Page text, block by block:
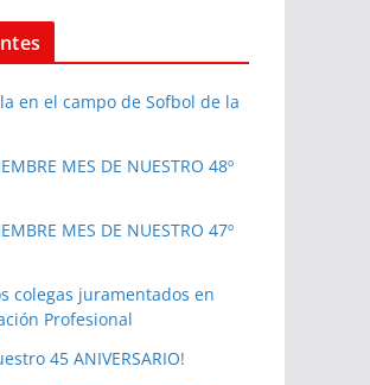
en el campo de Sofbol de la
MES DE NUESTRO 48º
MES DE NUESTRO 47º
colegas juramentados en
Profesional
45 ANIVERSARIO!